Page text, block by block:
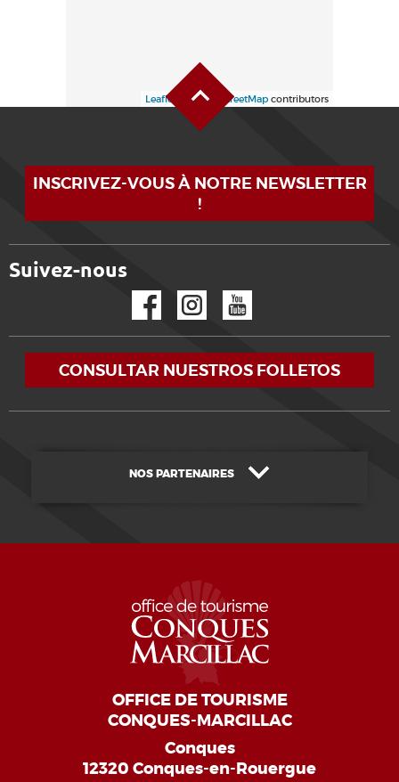
Leaflet | ©OpenStreetMap contributors
INSCRIVEZ-VOUS À NOTRE NEWSLETTER
!
Suivez-nous
CONSULTAR NUESTROS FOLLETOS
NOS PARTENAIRES
OFFICE DE TOURISME
CONQUES-MARCILLAC
Conques
12320 Conques-en-Rouergue